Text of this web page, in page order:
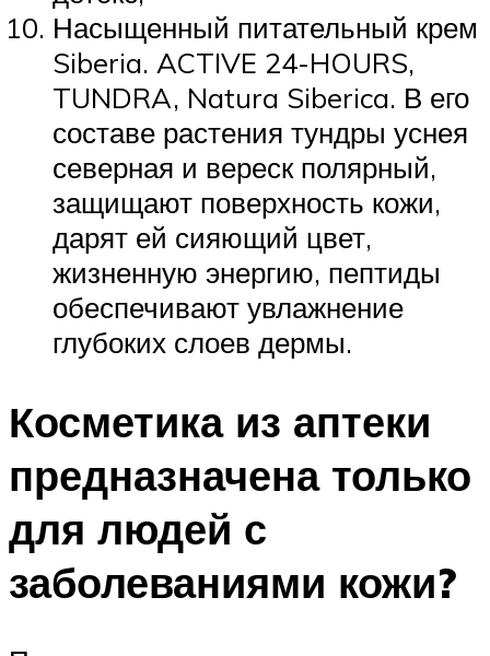
Насыщенный питательный крем
Siberia. ACTIVE 24-HOURS,
TUNDRA, Natura Siberica. В его
составе растения тундры уснея
северная и вереск полярный,
защищают поверхность кожи,
дарят ей сияющий цвет,
жизненную энергию, пептиды
обеспечивают увлажнение
глубоких слоев дермы.
Косметика из аптеки
предназначена только
для людей с
заболеваниями кожи?